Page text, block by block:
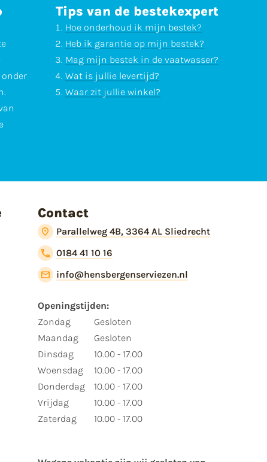
Tips van de bestekexpert
Hoe onderhoud ik mijn bestek?
Heb ik garantie op mijn bestek?
Mag mijn bestek in de vaatwasser?
Wat is jullie levertijd?
Waar zit jullie winkel?
Contact
Parallelweg 4B, 3364 AL Sliedrecht
0184 41 10 16
info@hensbergenserviezen.nl
Openingstijden:
Zondag
Maandag
Dinsdag
Woensdag
Donderdag
Vrijdag
Zaterdag
Gesloten
Gesloten
10.00 - 17.00
10.00 - 17.00
10.00 - 17.00
10.00 - 17.00
10.00 - 17.00